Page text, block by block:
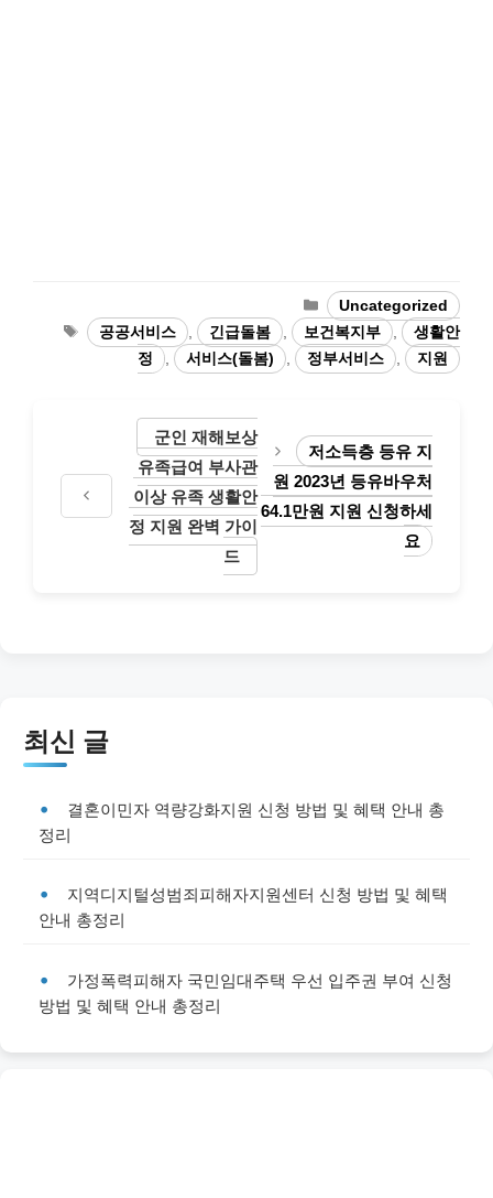
Categories
Uncategorized
Tags공공서비스 긴급돌봄 보건복지부
생활안
정
서비스(돌봄) 정부서비스 지원
군인 재해보상
유족급여 부사관
이상 유족 생활안
정 지원 완벽 가이
드
저소득층 등유 지
원 2023년 등유바우처
64.1만원 지원 신청하세
요
최신 글
결혼이민자 역량강화지원 신청 방법 및 혜택 안내 총
정리
지역디지털성범죄피해자지원센터 신청 방법 및 혜택
안내 총정리
가정폭력피해자 국민임대주택 우선 입주권 부여 신청
방법 및 혜택 안내 총정리